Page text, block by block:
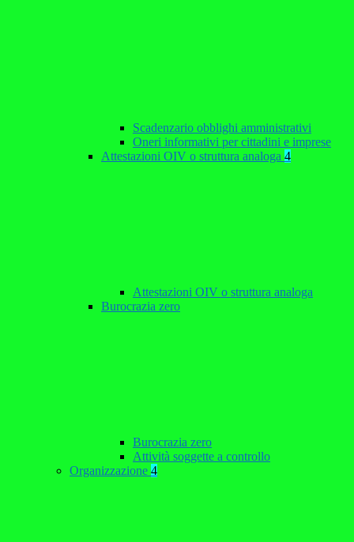
Scadenzario obblighi amministrativi
Oneri informativi per cittadini e imprese
Attestazioni OIV o struttura analoga 4
Attestazioni OIV o struttura analoga
Burocrazia zero
Burocrazia zero
Attività soggette a controllo
Organizzazione 4